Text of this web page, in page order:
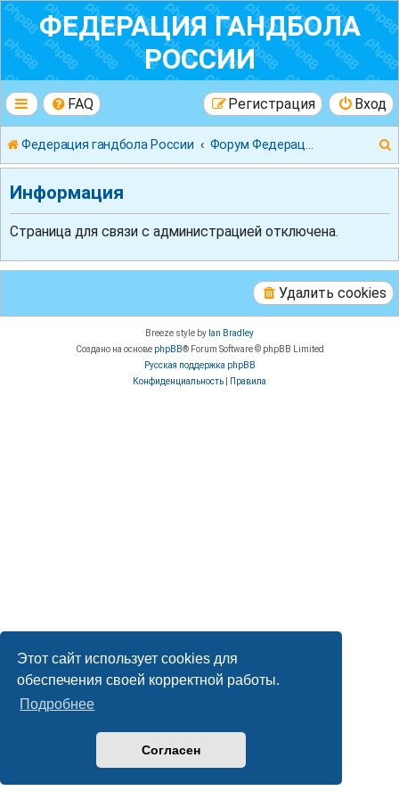
Этот сайт использует cookies для
обеспечения своей корректной работы.
Подробнее
Согласен
ФЕДЕРАЦИЯ ГАНДБОЛА
РОССИИ
FAQ Вход
Регистрация
Федерация гандбола России
Информация
Страница для связи с администрацией отключена.
Удалить cookies
Breeze style by Ian Bradley
Создано на основе phpBB® Forum Software © phpBB Limited
Русская поддержка phpBB
Конфиденциальность
Правила